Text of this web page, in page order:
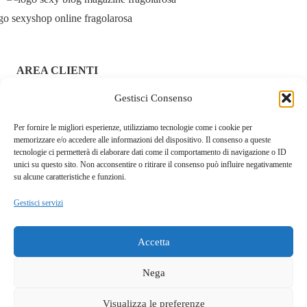
Gestisci Consenso
Per fornire le migliori esperienze, utilizziamo tecnologie come i cookie per
memorizzare e/o accedere alle informazioni del dispositivo. Il consenso a queste
tecnologie ci permetterà di elaborare dati come il comportamento di navigazione o ID
unici su questo sito. Non acconsentire o ritirare il consenso può influire negativamente
su alcune caratteristiche e funzioni.
Gestisci servizi
Accetta
Nega
Visualizza le preferenze
specifico per sex toys e lascia asciugare all’aria.
Scheda Tecnica:
Lunghezza dildo 17,80 cm
Materiale dildo
Fino a 132 cm
Ventosa potente
AREA CLIENTI
ACCEDI / REGISTRATI
CHI SIAMO – FRAGOLAROSA | SEXY SHOP ONLINE
ITALIANO SICURO E DISCRETO
RESI E RIMBORSI
COOKIE POLICY